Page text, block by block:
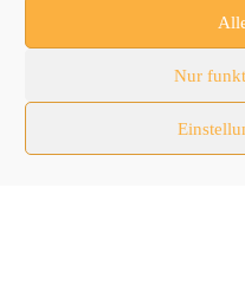
Nur
Nutzfahrzeuge
RATL 2025 | RecyclingAKTIV &